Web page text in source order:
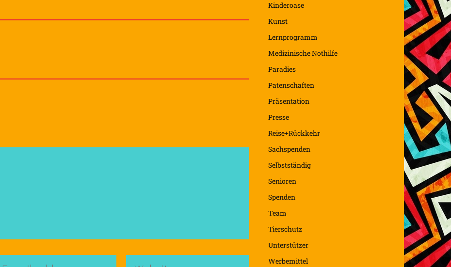
Kinderoase
Kunst
Lernprogramm
Medizinische Nothilfe
Paradies
Patenschaften
Präsentation
Presse
Reise+Rückkehr
Sachspenden
Selbstständig
Senioren
Spenden
Team
Tierschutz
Unterstützer
Werbemittel